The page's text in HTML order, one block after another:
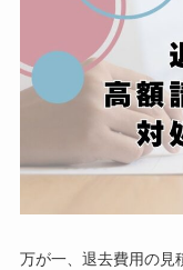
万が一、退去費用の見